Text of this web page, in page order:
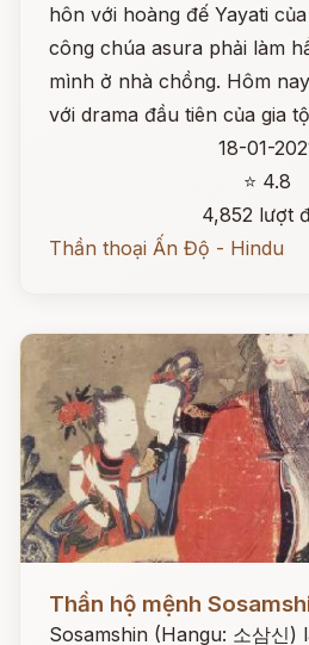
hôn với hoàng đế Yayati
công chúa asura phải làm
mình ở nhà chồng. Hôm
với drama đầu tiên của gia
18-01-
⭐ 4.8
4,852 lượt
Thần thoại Ấn Độ - Hindu
Đọc ngay
Thần hộ mệnh
Sosamshin (Hangu: 소삼신